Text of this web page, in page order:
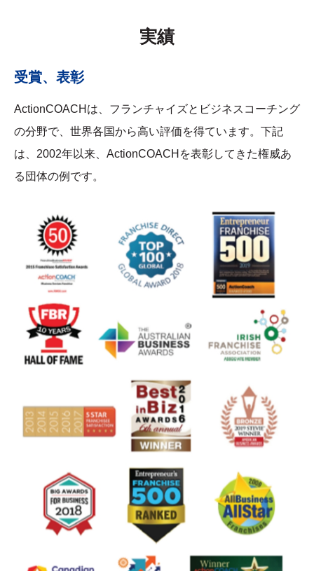
実績
受賞、表彰
ActionCOACHは、フランチャイズとビジネスコーチング
の分野で、世界各国から高い評価を得ています。下記
は、2002年以来、ActionCOACHを表彰してきた権威あ
る団体の例です。